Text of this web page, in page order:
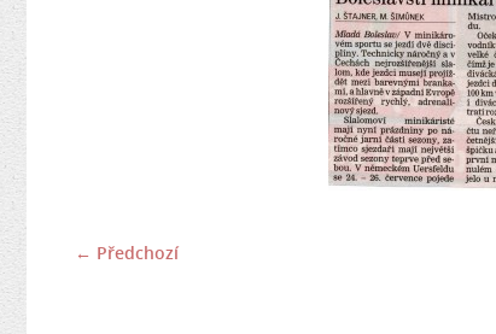
← Předchozí